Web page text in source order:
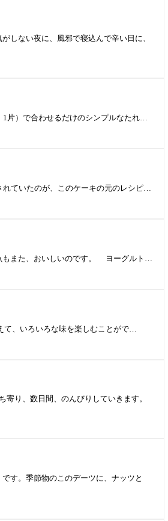
しない夜に、風邪で寝込んで辛い日に、
片）で合わせるだけのシンプルなたれ…
ていたのが、このケーキの元のレシピ…
もまた、おいしいのです。 ヨーグルト…
、いろいろな味を楽しむことがで…
り、数日間、のんびりしていきます。
す。季節物のこのデーツに、ナッツと